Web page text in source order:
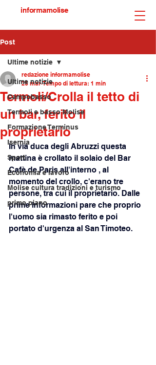
informamolise
Post
Ultime notizie
Campobasso
Termoli e basso Molise
Formazione Terminus
Isernia
Sport
Economia e lavoro
Molise cultura tradizioni e turismo
primo piano
Ultime notizie
Termoli/Crolla il tetto di
un bar, ferito il
proprietario
redazione informamolise
25 mar Tempo di lettura: 1 min
In via duca degli Abruzzi questa
mattina è crollato il solaio del Bar
Cafè de Paris all'interno , al
momento del crollo, c'erano tre
persone, tra cui il proprietario. Dalle
prime informazioni pare che proprio
l'uomo sia rimasto ferito e poi
portato d'urgenza al San Timoteo.